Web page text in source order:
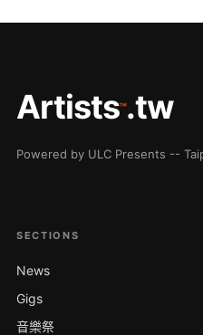
Artists™.tw
Powered by ULC Presents --
SECTIONS
News
Gigs
音樂祭